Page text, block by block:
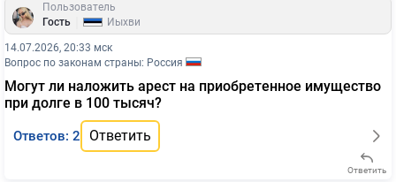
Пользователь
Гость
Йыхви
14.07.2026, 20:33 мск
Вопрос по законам страны: Россия
Могут ли наложить арест на приобретенное имущество
при долге в 100 тысяч?
Ответов: 2 Ответить
Ответить